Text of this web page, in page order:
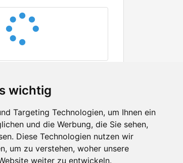
wichtig
Targeting Technologien, um Ihnen ein
und die Werbung, die Sie sehen,
Diese Technologien nutzen wir
um zu verstehen, woher unsere
weiter zu entwickeln.
Facebook
Twitter
YouTube